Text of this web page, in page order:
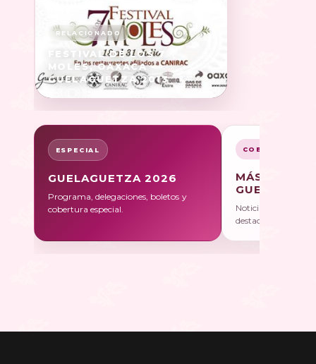
FESTIVAL DE LOS 7
MOLES, OAXACA -
GUELAGUETZA 2013
ESPECIAL
GUELAGUETZA 2026
Programa, delegaciones, boletos y
cobertura especial.
COBERTURA
MÁS SOBRE
Noticias, galerías y
destacadas.